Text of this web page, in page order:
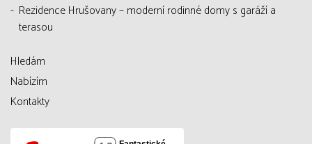
Rezidence Hrušovany – moderní rodinné domy s garáží a
terasou
Hledám
Nabízím
Kontakty